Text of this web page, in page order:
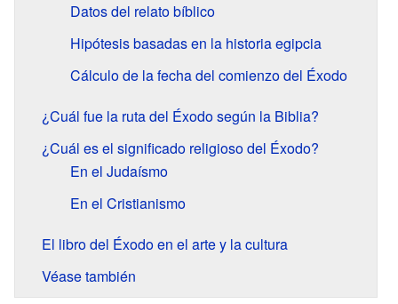
Datos del relato bíblico
Hipótesis basadas en la historia egipcia
Cálculo de la fecha del comienzo del Éxodo
¿Cuál fue la ruta del Éxodo según la Biblia?
¿Cuál es el significado religioso del Éxodo?
En el Judaísmo
En el Cristianismo
El libro del Éxodo en el arte y la cultura
Véase también